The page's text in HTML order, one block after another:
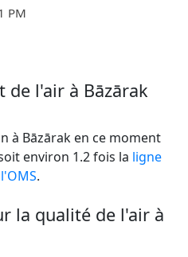
PM
de l'air à Bāzārak
à Bāzārak en ce moment
environ 1.2 fois la ligne
.
la qualité de l'air à